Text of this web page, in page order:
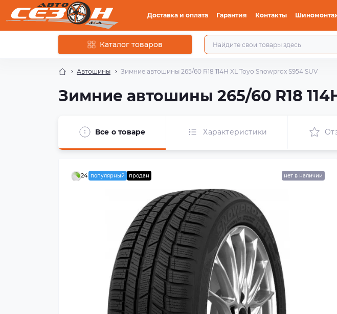
Доставка и оплата Гарантия Контакты
Каталог товаров
Автошины Зимние автошины 265/60 R18 114H XL Toyo Snowprox S954 SUV
Зимние автошины 265/60 R18
Все о товаре Характеристики
24 популярный продан нет в наличии